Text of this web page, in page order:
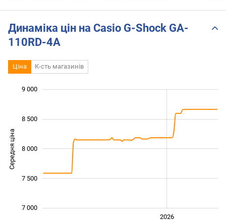
Динаміка цін на Casio G-Shock GA-
110RD-4A
Ціна К-сть магазинів
Середня ціна 7 000
7 000
7 500
8 000
8 500
9 000
2026